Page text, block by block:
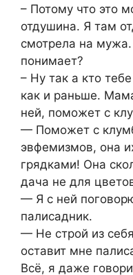
– Потому что это
отдушина. Я там
смотрела на
понимает?
– Ну так а кто
как и раньше.
ней, поможет с
— Поможет с
эвфемизмов, она
грядками! Она
дача не для
— Я с ней
палисадник.
— Не строй из
оставит мне
Всё, я даже